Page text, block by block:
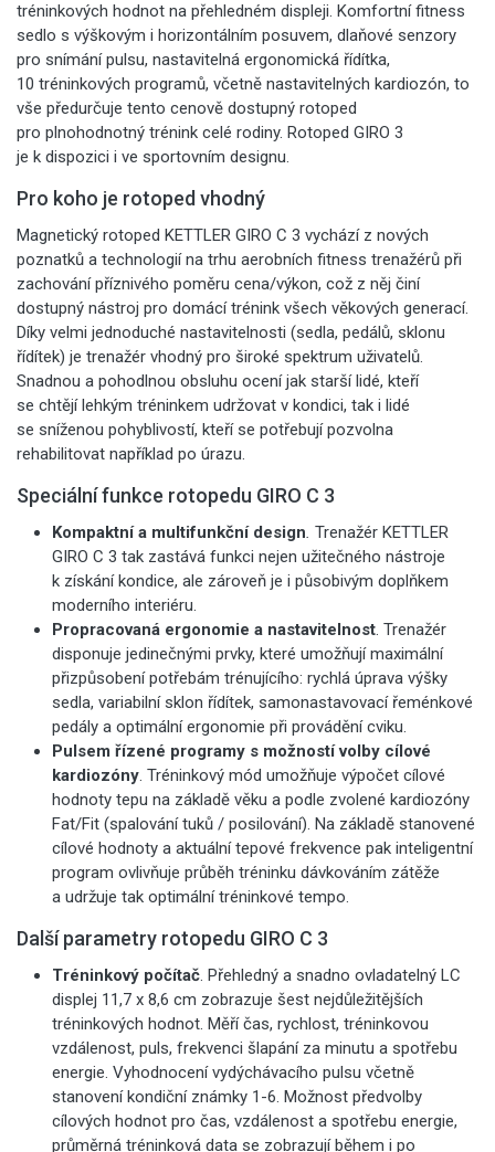
tréninkových hodnot na přehledném displeji. Komfortní fitness
sedlo s výškovým i horizontálním posuvem, dlaňové senzory
pro snímání pulsu, nastavitelná ergonomická řídítka,
10 tréninkových programů, včetně nastavitelných kardiozón, to
vše předurčuje tento cenově dostupný rotoped
pro plnohodnotný trénink celé rodiny. Rotoped GIRO 3
je k dispozici i ve sportovním designu.
Pro koho je rotoped vhodný
Magnetický rotoped KETTLER GIRO C 3 vychází z nových
poznatků a technologií na trhu aerobních fitness trenažérů při
zachování příznivého poměru cena/výkon, což z něj činí
dostupný nástroj pro domácí trénink všech věkových generací.
Díky velmi jednoduché nastavitelnosti (sedla, pedálů, sklonu
řídítek) je trenažér vhodný pro široké spektrum uživatelů.
Snadnou a pohodlnou obsluhu ocení jak starší lidé, kteří
se chtějí lehkým tréninkem udržovat v kondici, tak i lidé
se sníženou pohyblivostí, kteří se potřebují pozvolna
rehabilitovat například po úrazu.
Speciální funkce rotopedu GIRO C 3
Kompaktní a multifunkční design. Trenažér KETTLER
GIRO C 3 tak zastává funkci nejen užitečného nástroje
k získání kondice, ale zároveň je i působivým doplňkem
moderního interiéru.
Propracovaná ergonomie a nastavitelnost. Trenažér
disponuje jedinečnými prvky, které umožňují maximální
přizpůsobení potřebám trénujícího: rychlá úprava výšky
sedla, variabilní sklon řídítek, samonastavovací řeménkové
pedály a optimální ergonomie při provádění cviku.
Pulsem řízené programy s možností volby cílové
kardiozóny. Tréninkový mód umožňuje výpočet cílové
hodnoty tepu na základě věku a podle zvolené kardiozóny
Fat/Fit (spalování tuků / posilování). Na základě stanovené
cílové hodnoty a aktuální tepové frekvence pak inteligentní
program ovlivňuje průběh tréninku dávkováním zátěže
a udržuje tak optimální tréninkové tempo.
Další parametry rotopedu GIRO C 3
Tréninkový počítač. Přehledný a snadno ovladatelný LC
displej 11,7 x 8,6 cm zobrazuje šest nejdůležitějších
tréninkových hodnot. Měří čas, rychlost, tréninkovou
vzdálenost, puls, frekvenci šlapání za minutu a spotřebu
energie. Vyhodnocení vydýchávacího pulsu včetně
stanovení kondiční známky 1-6. Možnost předvolby
cílových hodnot pro čas, vzdálenost a spotřebu energie,
průměrná tréninková data se zobrazují během i po